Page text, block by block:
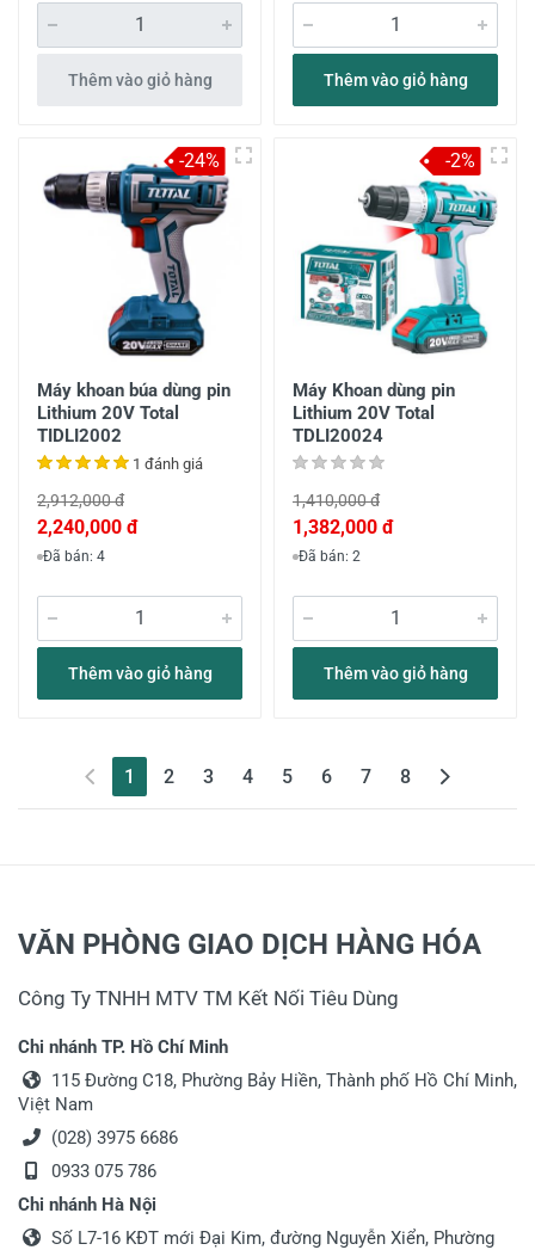
Thêm vào giỏ hàng Thêm vào giỏ hàng
Máy khoan búa dùng pin
Lithium 20V Total
TIDLI2002
1 đánh giá
2,912,000 đ
2,240,000 đ
Đã bán: 4
Thêm vào giỏ hàng
-24%
Máy Khoan dùng pin
Lithium 20V Total
TDLI20024
1,410,000 đ
1,382,000 đ
Đã bán: 2
Thêm vào giỏ hàng
-2%
1 (current)
2 3 4 5 6 7 8
VĂN PHÒNG GIAO DỊCH HÀNG HÓA
Công Ty TNHH MTV TM Kết Nối Tiêu Dùng
Chi nhánh TP. Hồ Chí Minh
115 Đường C18, Phường Bảy Hiền, Thành phố Hồ Chí Minh,
Việt Nam
(028) 3975 6686
0933 075 786
Chi nhánh Hà Nội
Số L7-16 KĐT mới Đại Kim, đường Nguyễn Xiển, Phường